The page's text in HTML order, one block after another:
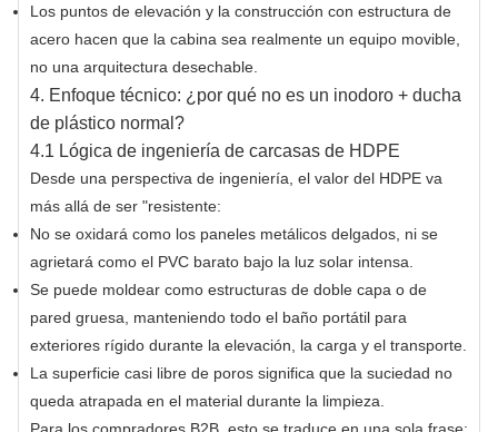
Los puntos de elevación y la construcción con estructura de
acero hacen que la cabina sea realmente un equipo movible,
no una arquitectura desechable.
4. Enfoque técnico: ¿por qué no es un inodoro + ducha
de plástico normal?
4.1 Lógica de ingeniería de carcasas de HDPE
Desde una perspectiva de ingeniería, el valor del HDPE va
más allá de ser "resistente:
No se oxidará como los paneles metálicos delgados, ni se
agrietará como el PVC barato bajo la luz solar intensa.
Se puede moldear como estructuras de doble capa o de
pared gruesa, manteniendo todo el baño portátil para
exteriores rígido durante la elevación, la carga y el transporte.
La superficie casi libre de poros significa que la suciedad no
queda atrapada en el material durante la limpieza.
Para los compradores B2B, esto se traduce en una sola frase: